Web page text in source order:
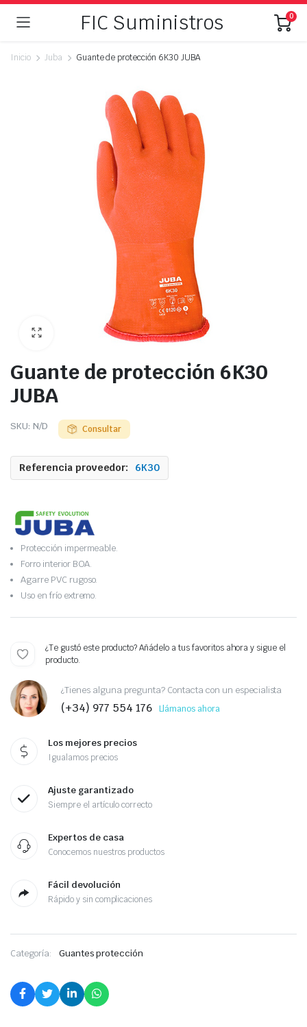
FIC Suministros 0
Inicio Juba Guante de protección 6K30 JUBA
Guante de protección 6K30
JUBA
SKU: N/D Consultar
Referencia proveedor: 6K30
Protección impermeable.
Forro interior BOA.
Agarre PVC rugoso.
Uso en frío extremo.
¿Te gustó este producto? Añádelo a tus favoritos ahora y sigue el
producto.
¿Tienes alguna pregunta? Contacta con un especialista
(+34) 977 554 176 Llámanos ahora
Los mejores precios
Igualamos precios
Ajuste garantizado
Siempre el artículo correcto
Expertos de casa
Conocemos nuestros productos
Fácil devolución
Rápido y sin complicaciones
Categoría: Guantes protección